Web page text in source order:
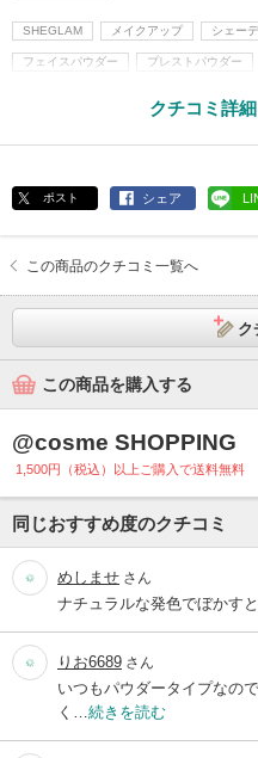
SHEGLAM メイクアップ シェー
フェイスパウダー プレストパウダー
クチコミ詳
ポスト シェア
この商品のクチコミ一覧へ
ク
この商品を購入する
@cosme SHOPPING
1,500円（税込）以上ご購入で送料無料
同じおすすめ度のクチコミ
めしませ さん
ナチュラルな発色でぼかす
りお6689 さん
いつもパウダータイプなの
く… 続きを読む